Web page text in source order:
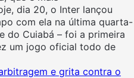
dia 20, o Inter lançou
com ela na última quarta-
do Cuiabá – foi a primeira
um jogo oficial todo de
e grita contra o